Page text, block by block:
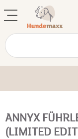
ANNYX
(LIMITED